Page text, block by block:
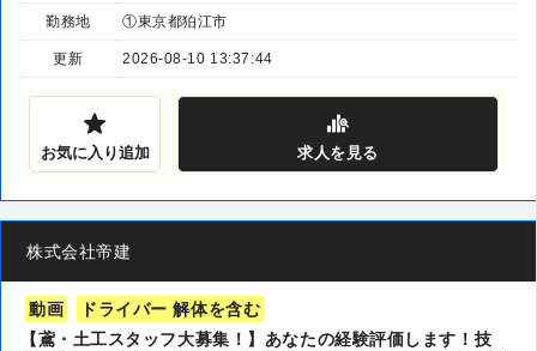
勤務地 ①東京都狛江市
更新 2026-08-10 13:37:44
お気に入り追加 求人 を見る
株式会社帝建
動画
ドライバー 解体を含む
【鳶・土工スタッフ大募集！】あなたの経験評価します！技